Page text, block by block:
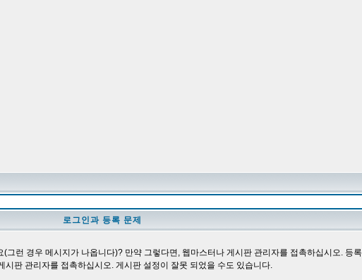
로그인과 등록 문제
런 경우 메시지가 나옵니다)? 만약 그렇다면, 웹마스터나 게시판 관리자를 접촉하십시오. 등
판 관리자를 접촉하십시오. 게시판 설정이 잘못 되었을 수도 있습니다.